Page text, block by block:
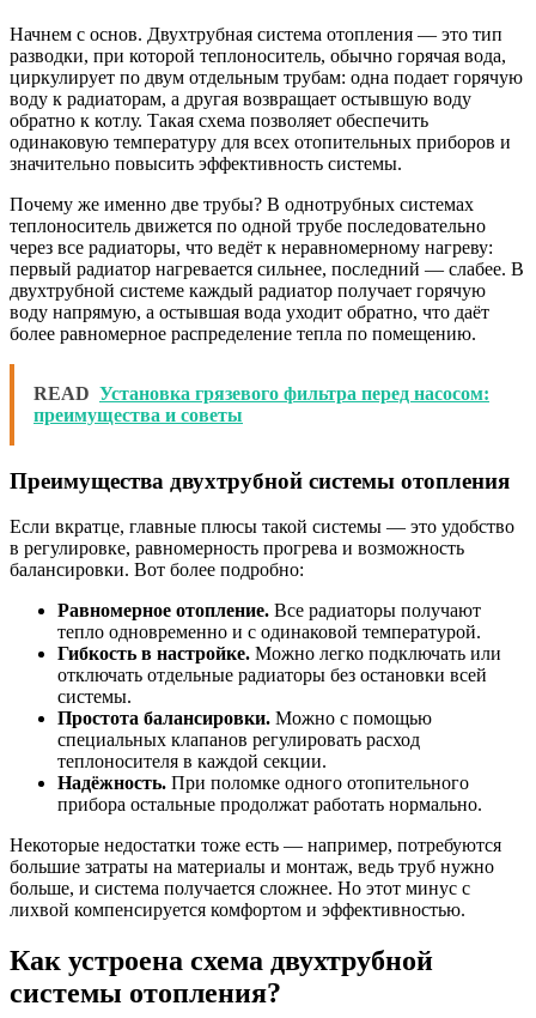
Начнем с основ. Двухтрубная система отопления — это тип
разводки, при которой теплоноситель, обычно горячая вода,
циркулирует по двум отдельным трубам: одна подает горячую
воду к радиаторам, а другая возвращает остывшую воду
обратно к котлу. Такая схема позволяет обеспечить
одинаковую температуру для всех отопительных приборов и
значительно повысить эффективность системы.
Почему же именно две трубы? В однотрубных системах
теплоноситель движется по одной трубе последовательно
через все радиаторы, что ведёт к неравномерному нагреву:
первый радиатор нагревается сильнее, последний — слабее. В
двухтрубной системе каждый радиатор получает горячую
воду напрямую, а остывшая вода уходит обратно, что даёт
более равномерное распределение тепла по помещению.
READ Установка грязевого фильтра перед насосом:
преимущества и советы
Преимущества двухтрубной системы отопления
Если вкратце, главные плюсы такой системы — это удобство
в регулировке, равномерность прогрева и возможность
балансировки. Вот более подробно:
Равномерное отопление. Все радиаторы получают
тепло одновременно и с одинаковой температурой.
Гибкость в настройке. Можно легко подключать или
отключать отдельные радиаторы без остановки всей
системы.
Простота балансировки. Можно с помощью
специальных клапанов регулировать расход
теплоносителя в каждой секции.
Надёжность. При поломке одного отопительного
прибора остальные продолжат работать нормально.
Некоторые недостатки тоже есть — например, потребуются
большие затраты на материалы и монтаж, ведь труб нужно
больше, и система получается сложнее. Но этот минус с
лихвой компенсируется комфортом и эффективностью.
Как устроена схема двухтрубной
системы отопления?